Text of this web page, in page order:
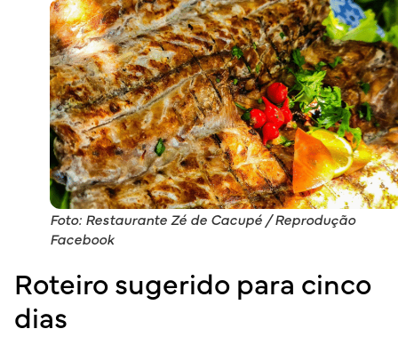
Foto: Restaurante Zé de Cacupé / Reprodução
Facebook
Roteiro sugerido para cinco
dias